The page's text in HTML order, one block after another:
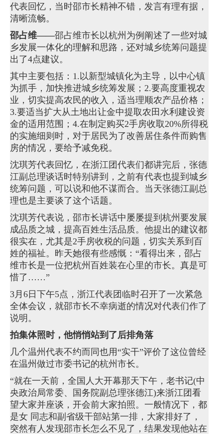
代表回忆，当时邵市长精神不错，发言有理有据，
清晰流畅。
邵占维——邵占维市长以杭州为例阐述了一些对城
乡发展一体化的理解和思路，还对城乡统筹问题提
出了4点建议。
其中主要包括：1.以新型城镇化为主导，以中心镇
为抓手，加快推进城乡统筹发展；2.要高度重视农
业，切实提高农民的收入，适当理顺农产品价格；
3.要适当扩大从土地出让金中提取农田水利建设资
金的适用范围；4.在制定购买2手房收取20%所得税
的实施细则时，对于居民为了改善居住条件而购售
房的情况，要给予减免税。
沈琪芳代表回忆，在浙江团代表们都讲完后，张德
江副总理谈话时特别讲到，之前有代表也提到城乡
统筹问题，可以说和他不谋而合。当天张德江副总
理也是主要谈了这个话题。
沈琪芳代表说，邵市长讲话中屡屡提到杭州要发展
成品质之城，提高百姓生活品质。他提出的建议都
很实在，尤其是2手房收税的问题，切实关系到百
姓的福祉。昨天她很有些感慨：“看得出来，邵占
维市长是一位把杭州百姓装在心里的市长。真是可
惜了……”
3月6日下午5点，浙江代表团临时召开了一次紧急
全体会议，就邵市长不幸病逝的情况对代表们作了
说明。
拍集体照时，他悄悄站到了后排角落
几个温州代表不约而同也用“实干”评价了这位曾经
在温州做过市委书记的杭州市长。
“就在一天前，全国人大开幕那天下午，老书记(中
央政治局常委、国务院副总理张德江)来浙江团看
望大家并座谈，开会前大家拍照。一般情况下，都
是女 同志和副省级干部站第一排，大家排好了，
突然有人发现邵市长怎么不见了，结果发现他站在